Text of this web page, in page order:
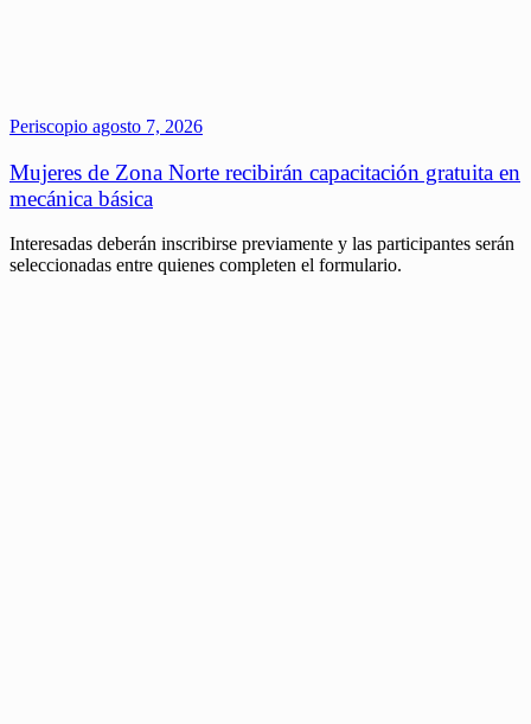
Periscopio agosto 7, 2026
Mujeres de Zona Norte recibirán capacitación gratuita en
mecánica básica
Interesadas deberán inscribirse previamente y las participantes serán
seleccionadas entre quienes completen el formulario.